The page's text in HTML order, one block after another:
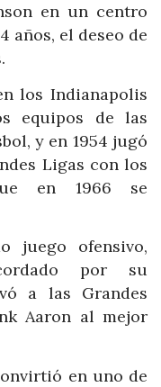
en un centro
años, el deseo de
los Indianapolis
equipos de las
y en 1954 jugó
Ligas con los
en 1966 se
juego ofensivo,
por su
a las Grandes
Aaron al mejor
en uno de